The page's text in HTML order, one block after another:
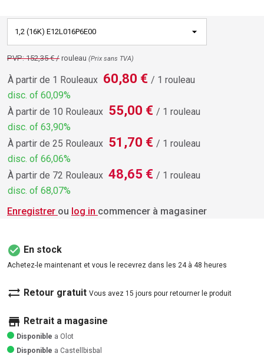
1,2 (16K) E12L016P6E00
PVP: 152,35 € / rouleau (Prix ​​sans TVA)
À partir de 1 Rouleaux 60,80 € / 1 rouleau
disc. of 60,09%
À partir de 10 Rouleaux 55,00 € / 1 rouleau
disc. of 63,90%
À partir de 25 Rouleaux 51,70 € / 1 rouleau
disc. of 66,06%
À partir de 72 Rouleaux 48,65 € / 1 rouleau
disc. of 68,07%
Enregistrer ou log in commencer à magasiner
check_circle En stock
Achetez-le maintenant et vous le recevrez dans les 24 à 48 heures
sync_alt Retour gratuit Vous avez 15 jours pour retourner le produit
store Retrait a magasine
Disponible a Olot
Disponible a Castellbisbal